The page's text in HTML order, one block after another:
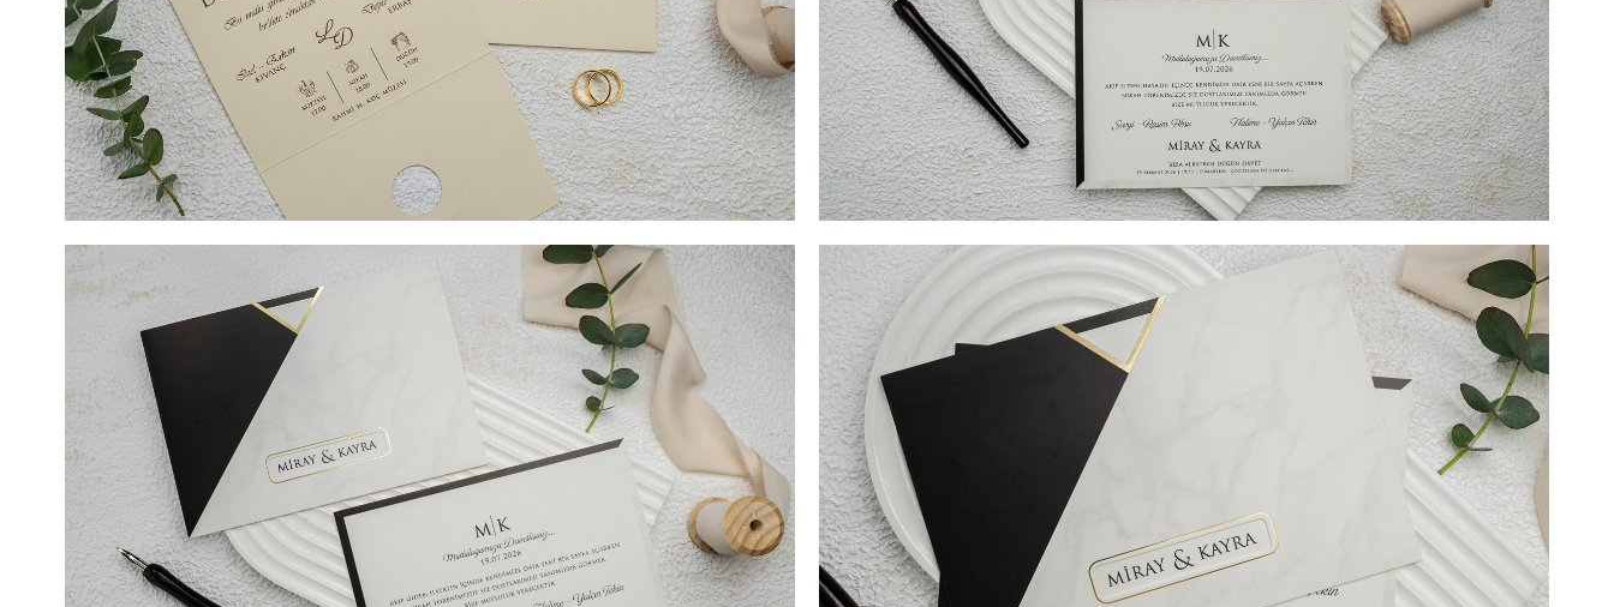
COD- 9149ek / 4,90 LEI (Prețul include tipărirea) + 2 LEI TIPĂRIRE PLIC (Opțional) + 3
LEI SIGILIU CEARĂ (Opțional). DIMENSIUNE 15 cm x 34,4 cm. SUPRAFATA DE
TIPARIRE 15 cm x 20 cm. invitație de nunta, confectionate dintr-un carton putin
lucios, fara striatii pe care va fi imprimat textul ales si personalizat in functie de
evenimentul dvs. Model elegant, aceasta invitatie de nunta are un decupaj care va fi
vizibil si atunci cand invitatia de nunta va fi inchisa. Decupajul este pus in evidenta
de modelul auriu iar in interiorul lui noi sugeram sa fie trecute numele mirilor,
initialele mirilor sau chiar data nuntii. Invitatia va fi ulterior pliata iar modelul auriu
din exterior va oferi o nota de eleganta.
COD- 9152ek / 5,20 LEI (Prețul include tipărirea) + 2 LEI TIPĂRIRE PLIC (Opțional) + 3
LEI SIGILIU CEARĂ (Opțional). DIMENSIUNE 19,6 cm x 13,9 cm. SUPRAFATA DE
TIPARIRE 19,6 cm x 13,9 cm. Va doriti o invitatie de nunta eleganta si deosebita?
Aceasta invitatie de nunta eleganta, pusa in evidenta de detaliile aurii, este
confectionata dintr-un carton putin lucios, fara striatii, destinat textului. Combinatia
ideala de culori si atentia sporita pentru detalii fac ca aceasta invitatie de nunta sa
fie foarte apreciata. Invitatia prezinta un mic orificiu in care noi recomandam sa fie
trecute numele mirilor sau data evenimentului. Acest text evidentiat va fi vizibil si
cand invitatia de nunta este inchisa. Invitatia de nunta va fi introdusa intr-o piesa tip
buzunar, foarte eleganta si moderna, care ii va incanta pe invitatii dvs. Alegand
acest model de invitatie de nunta si personalizand-o cu textul potrivit
evenimentului dvs. va asigurati ca oferiti invitatilor dvs. o mica parte din
frumusetea evenimentului ce va urma.